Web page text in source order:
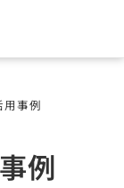
事例
例